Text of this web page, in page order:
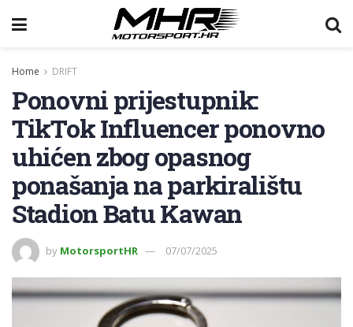
Home DRIFT
Ponovni prijestupnik:
TikTok Influencer ponovno
uhićen zbog opasnog
ponašanja na parkiralištu
Stadion Batu Kawan
by MotorsportHR 07/07/2025